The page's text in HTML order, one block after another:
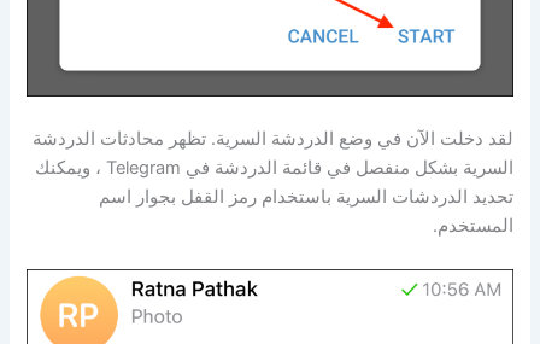
لقد دخلت الآن في وضع الدردشة السرية. تظهر محادثات الدردشة
السرية بشكل منفصل في قائمة الدردشة في Telegram ، ويمكنك
تحديد الدردشات السرية باستخدام رمز القفل بجوار اسم
المستخدم.